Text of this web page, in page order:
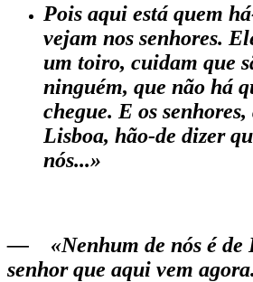
Pois aqui está quem
vejam nos senhores.
um toiro, cuidam que
nin­guém, que não há
chegue. E os senhores,
Lisboa, hão-de dizer
nós...»
— «Nenhum de nós é de
senhor que aqui vem